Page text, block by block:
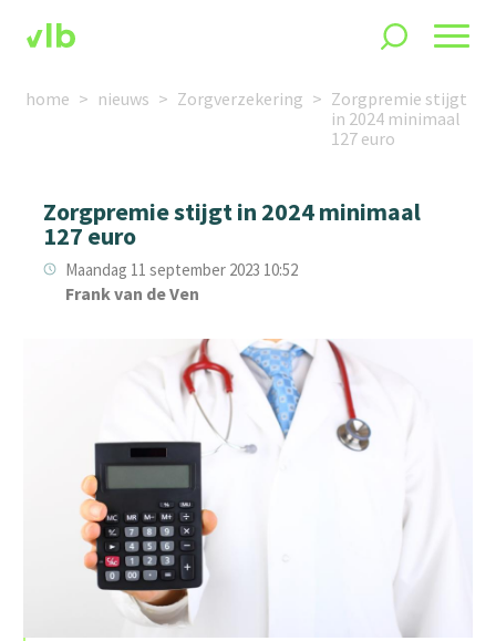
home nieuws Zorgverzekering
Zorgpremie stijgt
in 2024 minimaal
127 euro
Zorgpremie stijgt in 2024 minimaal
127 euro
Maandag 11 september 2023 10:52
Frank van de Ven